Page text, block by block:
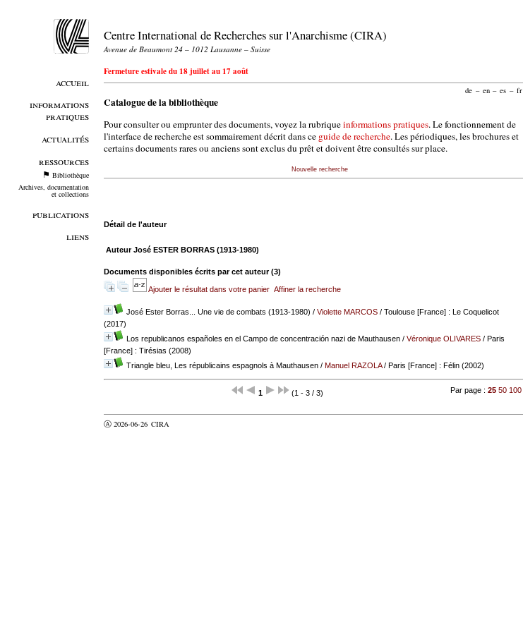
accueil
informations
pratiques
actualités
ressources
Bibliothèque
Archives, documentation
et collections
publications
liens
Centre International de Recherches sur l'Anarchisme (CIRA)
Avenue de Beaumont 24 – 1012 Lausanne – Suisse
Fermeture estivale du 18 juillet au 17 août
de – en – es – fr
Catalogue de la bibliothèque
Pour consulter ou emprunter des documents, voyez la rubriqueinformations pratiques. Le fonctionnement de
l'interface de recherche est sommairement décrit dans ce guide de recherche. Les périodiques, les brochures et
certains documents rares ou anciens sont exclus du prêt et doivent être consultés sur place.
Nouvelle recherche
Détail de l'auteur
Auteur José ESTER BORRAS (1913-1980)
Documents disponibles écrits par cet auteur (3)
Ajouter le résultat dans votre panier Affiner la recherche
José Ester Borras... Une vie de combats (1913-1980) / Violette MARCOS/ Toulouse [France] : Le Coquelicot
(2017)
Los republicanos españoles en el Campo de concentración nazi de Mauthausen/ Véronique OLIVARES/ Paris
[France] : Tirésias (2008)
Triangle bleu, Les républicains espagnols à Mauthausen/ Manuel RAZOLA/ Paris [France] : Félin (2002)
1 (1 - 3 / 3) Par page :25 50 100
Ⓐ 2026-06-26 CIRA